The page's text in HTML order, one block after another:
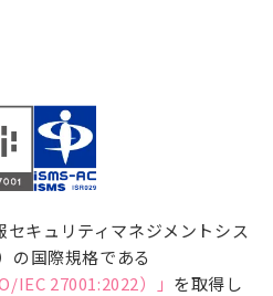
キュリティマネジメントシス
の国際規格である
IEC 27001:2022）」 を取得し